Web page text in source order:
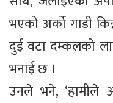
भएको अर्को गाडी
दुई वटा दम्कलको
भनाई छ ।
उनले भने, ‘हामीले